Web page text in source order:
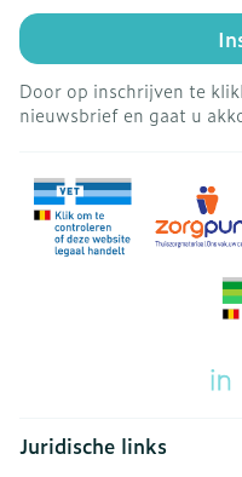
Door op inschrijven te
nieuwsbrief en gaat u
Juridische links